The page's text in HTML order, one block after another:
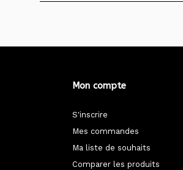
Mon compte
S'inscrire
Mes commandes
Ma liste de souhaits
Comparer les produits